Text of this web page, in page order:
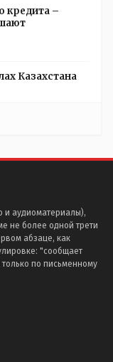
кредита –
Казахстана
и аудиоматериалы),
не более одной трети
абзаце, как
"сообщает
по письменному